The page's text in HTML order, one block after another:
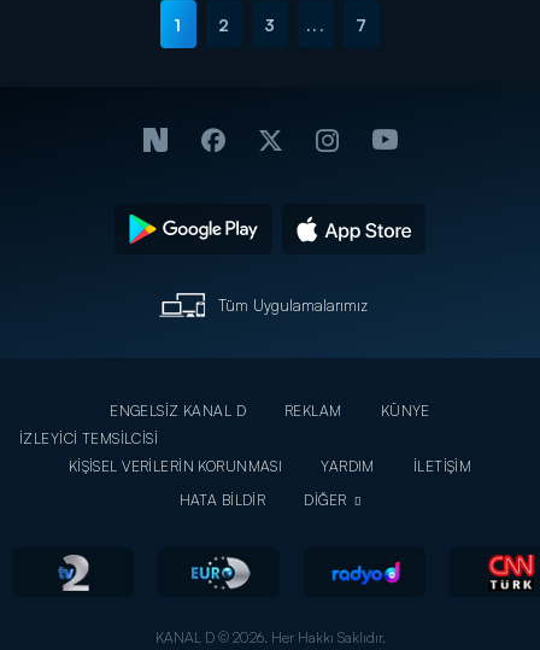
1 2 3 ... 7
Tüm Uygulamalarımız
ENGELSİZ KANAL D REKLAM
KÜNYE
İZLEYİCİ TEMSİLCİSİ
KİŞİSEL VERİLERİN KORUNMASI
YARDIM
İLETİŞİM
HATA BİLDİR
DİĞER
KANAL D © 2026. Her Hakkı Saklıdır.